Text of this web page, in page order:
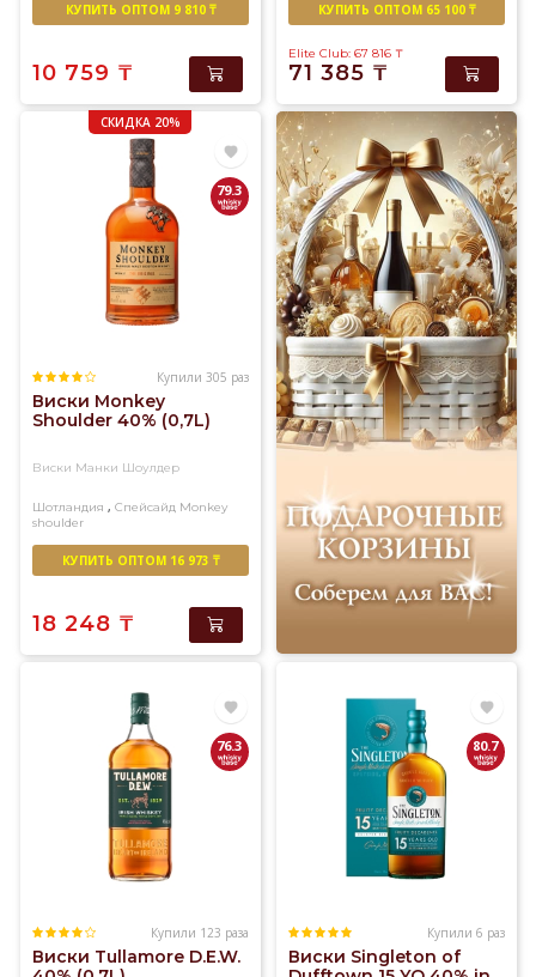
КУПИТЬ ОПТОМ 9 810 ₸
10 759 ₸
КУПИТЬ ОПТОМ 65 100 ₸
Elite Club: 67 816 ₸
71 385 ₸
СКИДКА 20%
79.3
Купили 305 раз
Виски Monkey
Shoulder 40% (0,7L)
Виски Манки Шоулдер
Шотландия , Спейсайд Monkey
shoulder
КУПИТЬ ОПТОМ 16 973 ₸
18 248 ₸
76.3
Купили 123 раза
Виски Tullamore D.E.W.
80.7
Купили 6 раз
Виски Singleton of